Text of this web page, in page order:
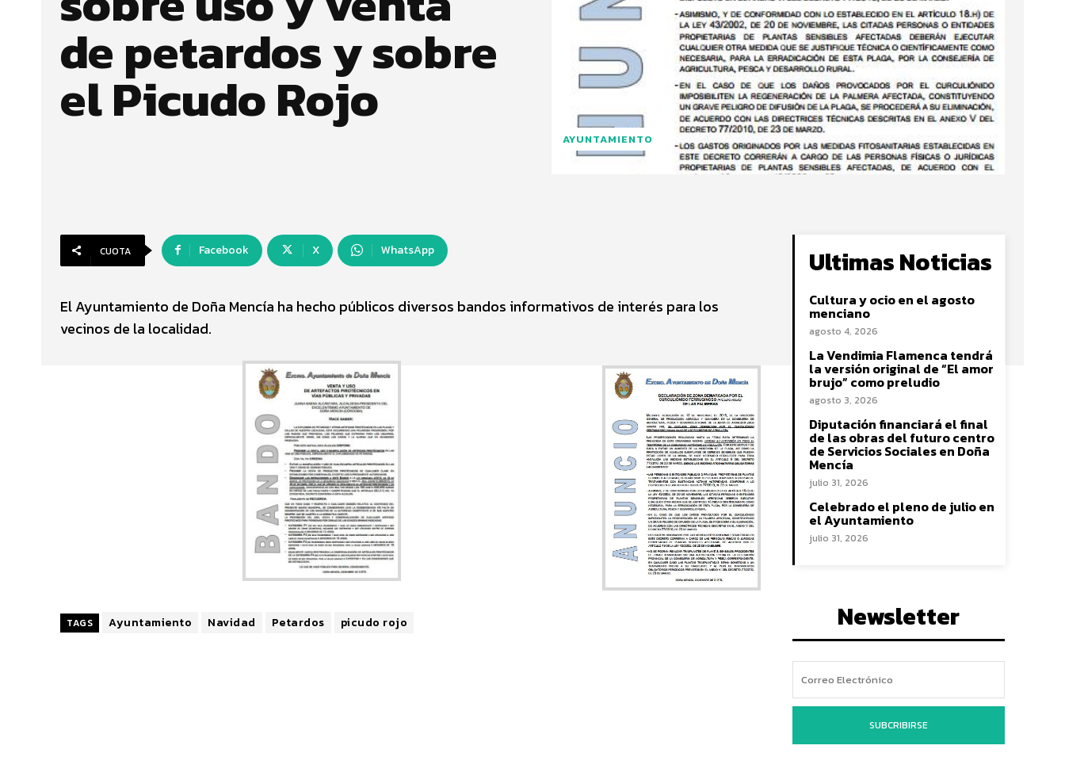
de petardos y sobre
el Picudo Rojo
AYUNTAMIENTO
CUOTA Facebook X WhatsApp
El Ayuntamiento de Doña Mencía ha hecho públicos diversos bandos informativos de interés para los
vecinos de la localidad.
TAGS Ayuntamiento Navidad Petardos picudo rojo
Ultimas Noticias
Cultura y ocio en el agosto
menciano
agosto 4, 2026
La Vendimia Flamenca tendrá
la versión original de “El amor
brujo” como preludio
agosto 3, 2026
Diputación financiará el final
de las obras del futuro centro
de Servicios Sociales en Doña
Mencía
julio 31, 2026
Celebrado el pleno de julio en
el Ayuntamiento
julio 31, 2026
Newsletter
SUBCRIBIRSE